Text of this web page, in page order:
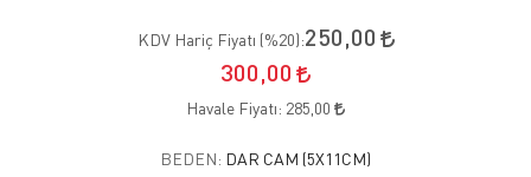
KDV Hariç Fiyatı (%20):250,00
300,00
Havale Fiyatı: 285,00
BEDEN: DAR CAM (5X11CM)